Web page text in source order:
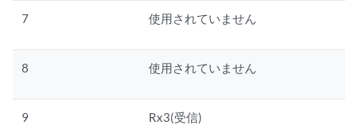
7 使用されていません
8 使用されていません
9 Rx3(受信)